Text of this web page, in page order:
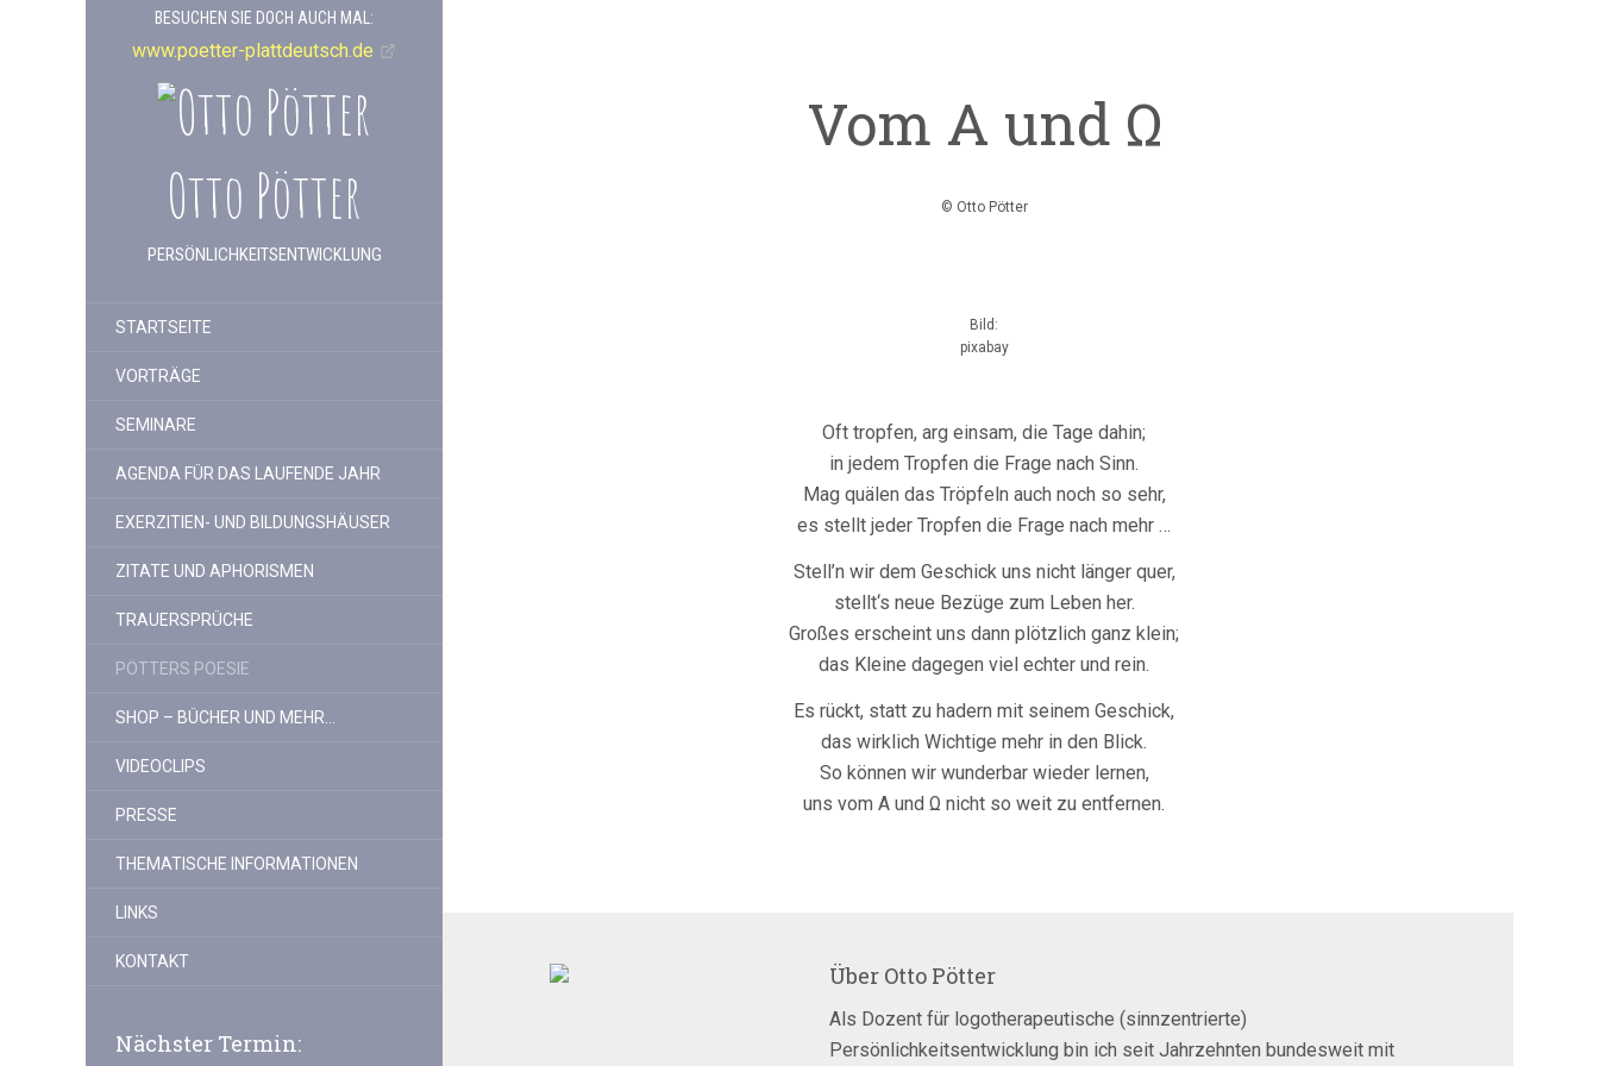
BESUCHEN SIE DOCH AUCH MAL:
www.poetter-plattdeutsch.de
Otto Pötter
PERSÖNLICHKEITSENTWICKLUNG
STARTSEITE
VORTRÄGE
SEMINARE
AGENDA FÜR DAS LAUFENDE JAHR
EXERZITIEN- UND BILDUNGSHÄUSER
ZITATE UND APHORISMEN
TRAUERSPRÜCHE
PÖTTERS POESIE
SHOP – BÜCHER UND MEHR…
VIDEOCLIPS
PRESSE
THEMATISCHE INFORMATIONEN
LINKS
KONTAKT
Nächster Termin:
Vom A und Ω
© Otto Pötter
Bild:
pixabay
Oft tropfen, arg einsam, die Tage dahin;
in jedem Tropfen die Frage nach Sinn.
Mag quälen das Tröpfeln auch noch so sehr,
es stellt jeder Tropfen die Frage nach mehr …
Stell’n wir dem Geschick uns nicht länger quer,
stellt‘s neue Bezüge zum Leben her.
Großes erscheint uns dann plötzlich ganz klein;
das Kleine dagegen viel echter und rein.
Es rückt, statt zu hadern mit seinem Geschick,
das wirklich Wichtige mehr in den Blick.
So können wir wunderbar wieder lernen,
uns vom A und Ω nicht so weit zu entfernen.
Über Otto Pötter
Als Dozent für logotherapeutische (sinnzentrierte)
Persönlichkeitsentwicklung bin ich seit Jahrzehnten bundesweit mit